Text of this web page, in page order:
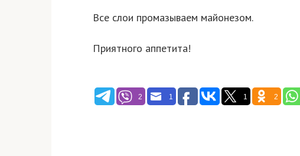
Все слои промазываем майонезом.
Приятного аппетита!
2 1 1 2